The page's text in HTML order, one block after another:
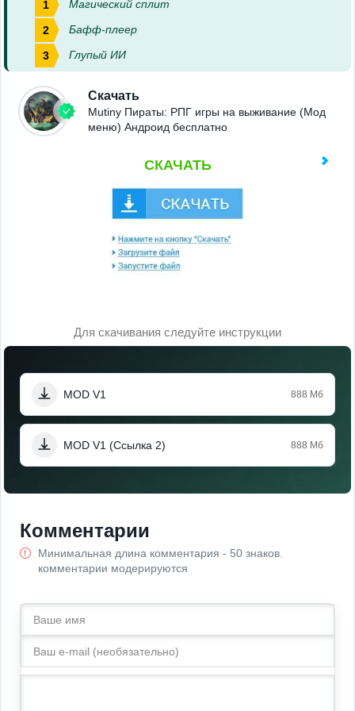
Магический сплит
Бафф-плеер
Глупый ИИ
Скачать
Mutiny Пираты: РПГ игры на выживание (Мод
меню) Андроид бесплатно
СКАЧАТЬ
Для скачивания следуйте инструкции
MOD V1 888 Мб
MOD V1 (Ссылка 2) 888 Мб
Комментарии
Минимальная длина комментария - 50 знаков.
комментарии модерируются